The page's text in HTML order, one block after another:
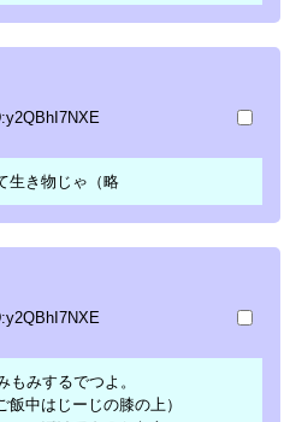
生き物じゃ（略
もみするでつよ。
中はじーじの膝の上）